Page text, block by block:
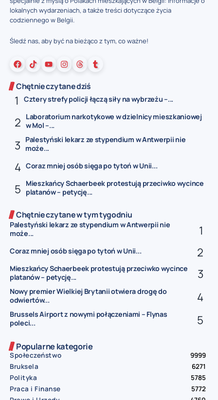
lokalnych wydarzeniach, a także treści dotyczące życia
codziennego w Belgii.
Śledź nas, aby być na bieżąco z tym, co ważne!
Chętnie czytane dziś
Cztery strefy policji łączą siły na wybrzeżu –...
Laboratorium narkotykowe w dzielnicy mieszkaniowej
w Mol –...
Palestyński lekarz ze stypendium w Antwerpii nie
może...
Coraz mniej osób sięga po tytoń w Unii...
Mieszkańcy Schaerbeek protestują przeciwko wycince
platanów – petycję...
Chętnie czytane w tym tygodniu
Palestyński lekarz ze stypendium w Antwerpii nie
może...
Coraz mniej osób sięga po tytoń w Unii...
Mieszkańcy Schaerbeek protestują przeciwko wycince
platanów – petycję...
Nowy premier Wielkiej Brytanii otwiera drogę do
odwiertów...
Brussels Airport z nowymi połączeniami – Flynas
poleci...
Popularne kategorie
Społeczeństwo
9999
Bruksela
6271
Polityka
5785
Praca i Finanse
5772